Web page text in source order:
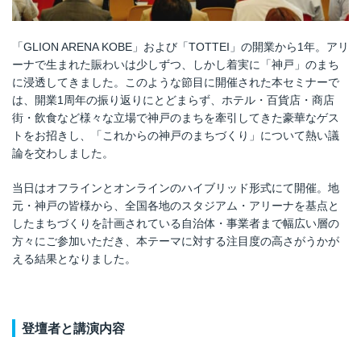
「GLION ARENA KOBE」および「TOTTEI」の開業から1年。アリ
ーナで生まれた賑わいは少しずつ、しかし着実に「神戸」のまち
に浸透してきました。このような節目に開催された本セミナーで
は、開業1周年の振り返りにとどまらず、ホテル・百貨店・商店
街・飲食など様々な立場で神戸のまちを牽引してきた豪華なゲス
トをお招きし、「これからの神戸のまちづくり」について熱い議
論を交わしました。
当日はオフラインとオンラインのハイブリッド形式にて開催。地
元・神戸の皆様から、全国各地のスタジアム・アリーナを基点と
したまちづくりを計画されている自治体・事業者まで幅広い層の
方々にご参加いただき、本テーマに対する注目度の高さがうかが
える結果となりました。
登壇者と講演内容